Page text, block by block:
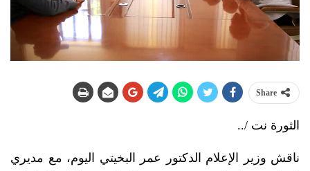
Share
الثورة نت /..
ناقش وزير الإعلام الدكتور عمر البخيتي اليوم، مع مديري